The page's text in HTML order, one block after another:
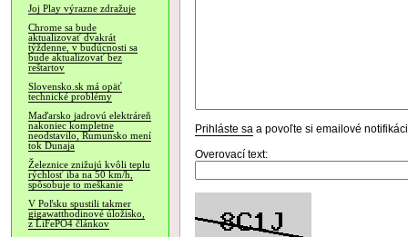
Joj Play výrazne zdražuje
Chrome sa bude
aktualizovať dvakrát
týždenne, v budúcnosti sa
bude aktualizovať bez
reštartov
Slovensko.sk má opäť
technické problémy
Maďarsko jadrovú elektráreň
nakoniec kompletne
neodstavilo, Rumunsko mení
tok Dunaja
Železnice znižujú kvôli teplu
rýchlosť iba na 50 km/h,
spôsobuje to meškanie
V Poľsku spustili takmer
gigawatthodinové úložisko,
z LiFePO4 článkov
Prihláste sa a povoľte si emailové
Overovací text: